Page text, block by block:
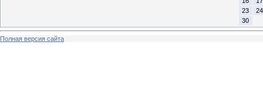
23
24
30
Полная версия сайта